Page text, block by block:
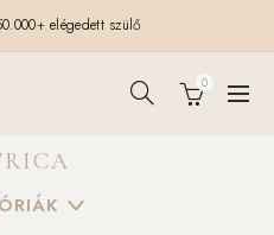
elégedett szülő
0